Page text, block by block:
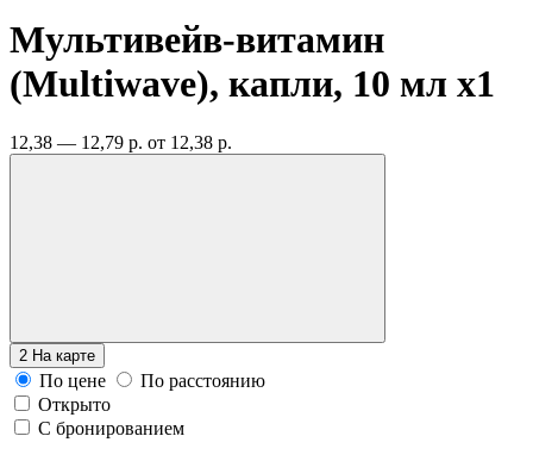
Мультивейв-витамин
(Multiwave), капли, 10 мл x1
12,38 — 12,79 р. от 12,38 р.
2 На карте
По цене
По расстоянию
Открыто
С бронированием